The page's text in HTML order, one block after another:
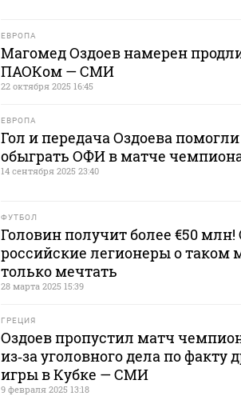
ЕВРОПА
Магомед Оздоев намерен
ПАОКом — СМИ
22 октября 2025 16:45
ЕВРОПА
Гол и передача Оздоева
обыграть ОФИ в матче
14 сентября 2025 23:40
ФУТБОЛ
Головин получит более €50
российские легионеры о таком
только мечтать
28 марта 2025 15:39
ГРЕЦИЯ
Оздоев пропустил матч
из‑за уголовного дела по факту
игры в Кубке — СМИ
9 февраля 2025 13:18